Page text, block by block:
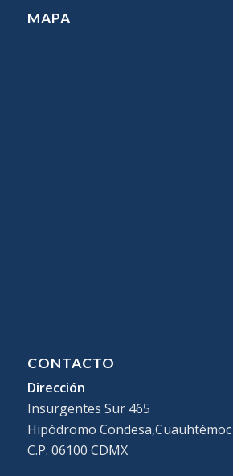
MAPA
CONTACTO
Dirección
Insurgentes Sur 465
Hipódromo Condesa,Cuauhtémoc
C.P. 06100 CDMX